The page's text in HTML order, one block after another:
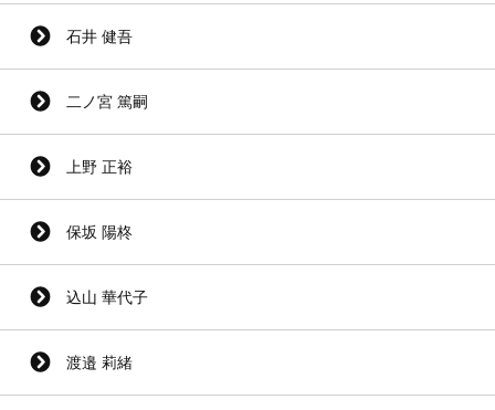
石井 健吾
二ノ宮 篤嗣
上野 正裕
保坂 陽柊
込山 華代子
渡邉 莉緒